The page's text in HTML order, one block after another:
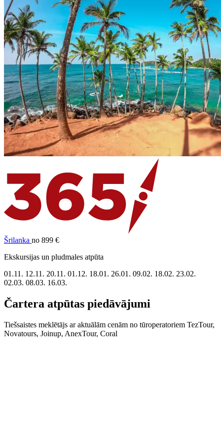
Šrilanka no 899 €
Ekskursijas un pludmales atpūta
01.11. 12.11. 20.11. 01.12. 18.01. 26.01. 09.02. 18.02. 23.02.
02.03. 08.03. 16.03.
Čartera atpūtas piedāvājumi
Tiešsaistes meklētājs ar aktuālām cenām no tūroperatoriem TezTour,
Novatours, Joinup, AnexTour, Coral